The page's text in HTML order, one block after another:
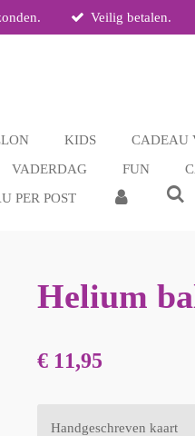
Veilig betalen.
KIDS CADEAU
VADERDAG FUN
PER POST
Helium
€ 11,95
Handgeschreven kaart